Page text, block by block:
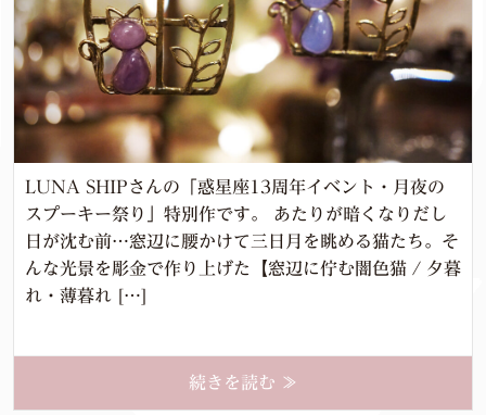
LUNA SHIPさんの「惑星座13周年イベント・月夜の
スプーキー祭り」特別作です。 あたりが暗くなりだし
日が沈む前…窓辺に腰かけて三日月を眺める猫たち。そ
んな光景を彫金で作り上げた【窓辺に佇む闇色猫 / 夕暮
れ・薄暮れ […]
続きを読む ≫